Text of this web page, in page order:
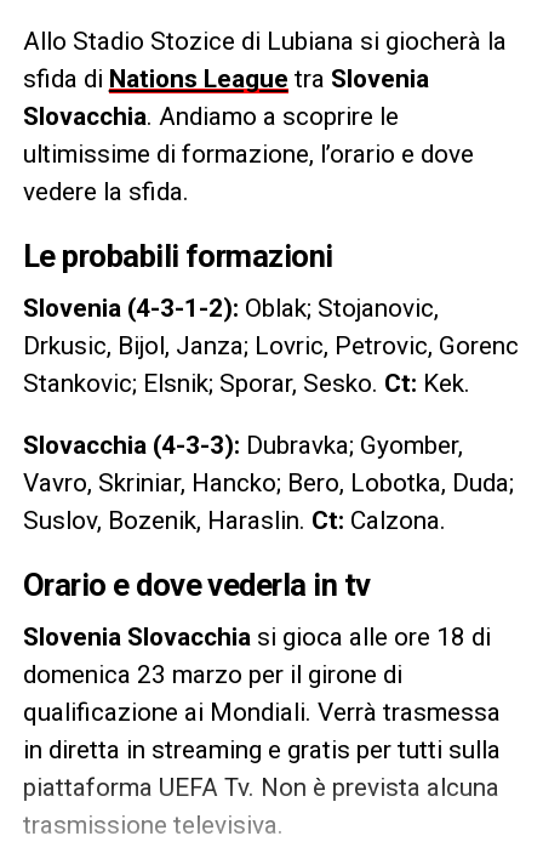
Allo Stadio Stozice di Lubiana si giocherà la
sfida di Nations League tra Slovenia
Slovacchia. Andiamo a scoprire le
ultimissime di formazione, l’orario e dove
vedere la sfida.
Le probabili formazioni
Slovenia (4-3-1-2): Oblak; Stojanovic,
Drkusic, Bijol, Janza; Lovric, Petrovic, Gorenc
Stankovic; Elsnik; Sporar, Sesko. Ct: Kek.
Slovacchia (4-3-3): Dubravka; Gyomber,
Vavro, Skriniar, Hancko; Bero, Lobotka, Duda;
Suslov, Bozenik, Haraslin. Ct: Calzona.
Orario e dove vederla in tv
Slovenia Slovacchia si gioca alle ore 18 di
domenica 23 marzo per il girone di
qualificazione ai Mondiali. Verrà trasmessa
in diretta in streaming e gratis per tutti sulla
piattaforma UEFA Tv. Non è prevista alcuna
trasmissione televisiva.